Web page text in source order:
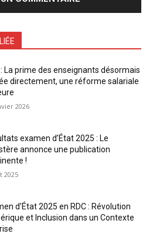
: La prime des enseignants désormais
directement, une réforme salariale
2026
examen d’État 2025 : Le
annonce une publication
!
2025
d’État 2025 en RDC : Révolution
et Inclusion dans un Contexte